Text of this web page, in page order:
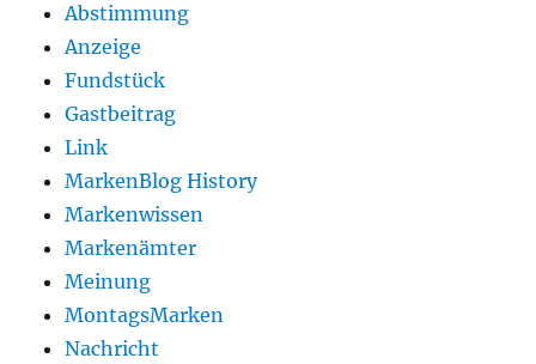
Abstimmung
Anzeige
Fundstück
Gastbeitrag
Link
MarkenBlog History
Markenwissen
Markenämter
Meinung
MontagsMarken
Nachricht